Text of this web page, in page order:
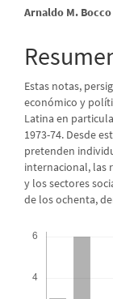
Contenido
principal
del
artículo
Arnaldo M. Bocco
Estas notas,
económico y
Latina en
1973-74. Desde
pretenden
internacional, las
y los sectores
de los ochenta,